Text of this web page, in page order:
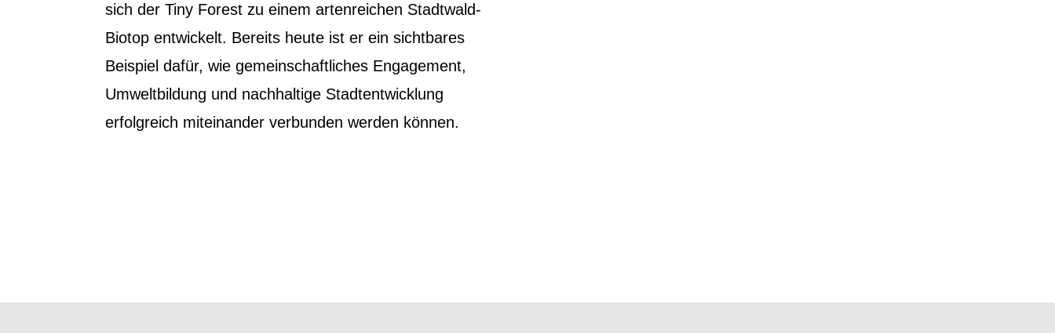
sich der Tiny Forest zu einem artenreichen Stadtwald-
Biotop entwickelt. Bereits heute ist er ein sichtbares
Beispiel dafür, wie gemeinschaftliches Engagement,
Umweltbildung und nachhaltige Stadtentwicklung
erfolgreich miteinander verbunden werden können.